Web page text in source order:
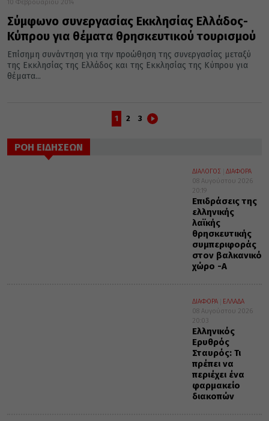
10 Φεβρουαρίου 2014
Σύμφωνο συνεργασίας Εκκλησίας Ελλάδος-
Κύπρου για θέματα θρησκευτικού τουρισμού
Επίσημη συνάντηση για την προώθηση της συνεργασίας μεταξύ
της Εκκλησίας της Ελλάδος και της Εκκλησίας της Κύπρου για
θέματα...
1 2 3
ΡΟΗ ΕΙΔΗΣΕΩΝ
ΔΙΑΛΟΓΟΣ
ΔΙΑΦΟΡΑ
08 Αυγούστου 2026
20:19
Επιδράσεις της
ελληνικής
λαϊκής
θρησκευτικής
συμπεριφοράς
στον βαλκανικό
χώρο -Α΄
ΔΙΑΦΟΡΑ
ΕΛΛΑΔΑ
08 Αυγούστου 2026
20:03
Ελληνικός
Ερυθρός
Σταυρός: Τι
πρέπει να
περιέχει ένα
φαρμακείο
διακοπών